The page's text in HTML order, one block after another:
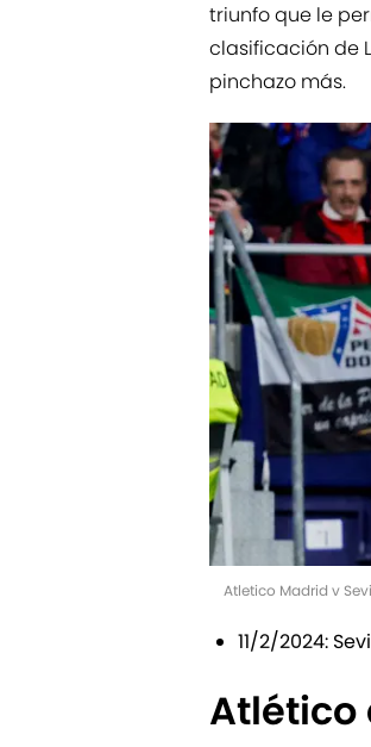
triunfo que le
clasificación de
pinchazo más.
Atletico Madrid v
11/2/2024:
Atlético